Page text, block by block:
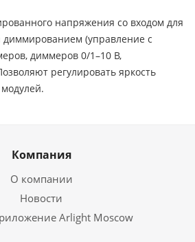
напряжения со входом для
диммированием (управление с
диммеров 0/1–10 В,
регулировать яркость
Компания
О компании
Новости
Arlight Moscow